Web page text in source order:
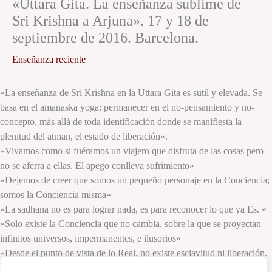
«Uttara Gita. La enseñanza sublime de
Sri Krishna a Arjuna». 17 y 18 de
septiembre de 2016. Barcelona.
Enseñanza reciente
«La enseñanza de Sri Krishna en la Uttara Gita es sutil y elevada. Se
basa en el amanaska yoga: permanecer en el no-pensamiento y no-
concepto, más allá de toda identificación donde se manifiesta la
plenitud del atman, el estado de liberación».
«Vivamos como si fuéramos un viajero que disfruta de las cosas pero
no se aferra a ellas. El apego conlleva sufrimiento»
«Dejemos de creer que somos un pequeño personaje en la Conciencia;
somos la Conciencia misma»
«La sadhana no es para lograr nada, es para reconocer lo que ya Es. «
«Solo existe la Conciencia que no cambia, sobre la que se proyectan
infinitos universos, impermanentes, e ilusorios»
«Desde el punto de vista de lo Real, no existe esclavitud ni liberación.